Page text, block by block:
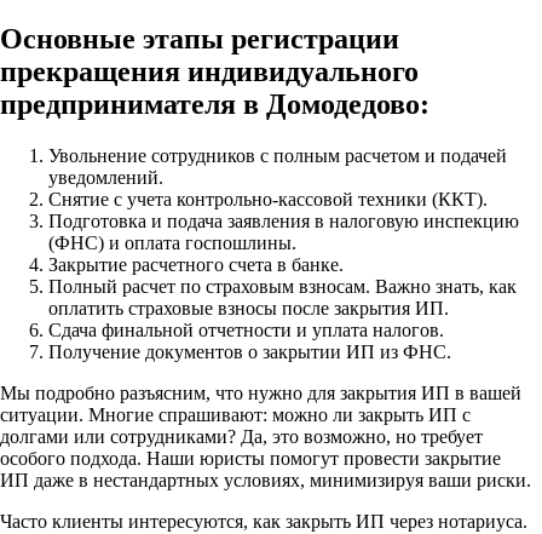
Основные этапы регистрации
прекращения индивидуального
предпринимателя в Домодедово:
Увольнение сотрудников с полным расчетом и подачей
уведомлений.
Снятие с учета контрольно-кассовой техники (ККТ).
Подготовка и подача заявления в налоговую инспекцию
(ФНС) и оплата госпошлины.
Закрытие расчетного счета в банке.
Полный расчет по страховым взносам. Важно знать, как
оплатить страховые взносы после закрытия ИП.
Сдача финальной отчетности и уплата налогов.
Получение документов о закрытии ИП из ФНС.
Мы подробно разъясним, что нужно для закрытия ИП в вашей
ситуации. Многие спрашивают: можно ли закрыть ИП с
долгами или сотрудниками? Да, это возможно, но требует
особого подхода. Наши юристы помогут провести закрытие
ИП даже в нестандартных условиях, минимизируя ваши риски.
Часто клиенты интересуются, как закрыть ИП через нотариуса.